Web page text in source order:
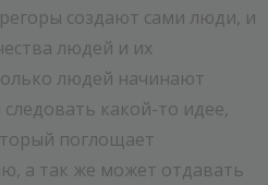
создают сами люди, и
людей и их
людей начинают
какой-то идее,
поглощает
а так же может отдавать